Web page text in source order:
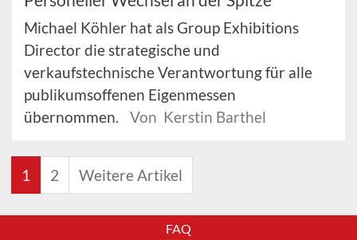
Michael Köhler hat als Group Exhibitions
Director die strategische und
verkaufstechnische Verantwortung für alle
publikumsoffenen Eigenmessen
übernommen.
Von Kerstin Barthel
1 2 Weitere Artikel
FAQ